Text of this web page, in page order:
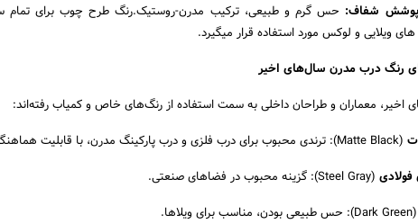
پوشش شفاف: حس گرم و طبیعی، ترکیب مدرن-روستیک.رنگ طرح چوب برای
ویلایی و لوکس مورد استفاده قرار میگیرد.
اخیر، معماران و طراحان داخلی به سمت استفاده از رنگ‌های خاص و کمیاب رفته‌اند:
(Matte Black): ترندی محبوب برای درب فلزی و درب پارکینگ مدرن، با قابلیت هماهنگی با هر نما.
(Steel Gray): گزینه محبوب در فضاهای صنعتی.
(Dark Green): حس طبیعی بودن، مناسب برای ویلاها.